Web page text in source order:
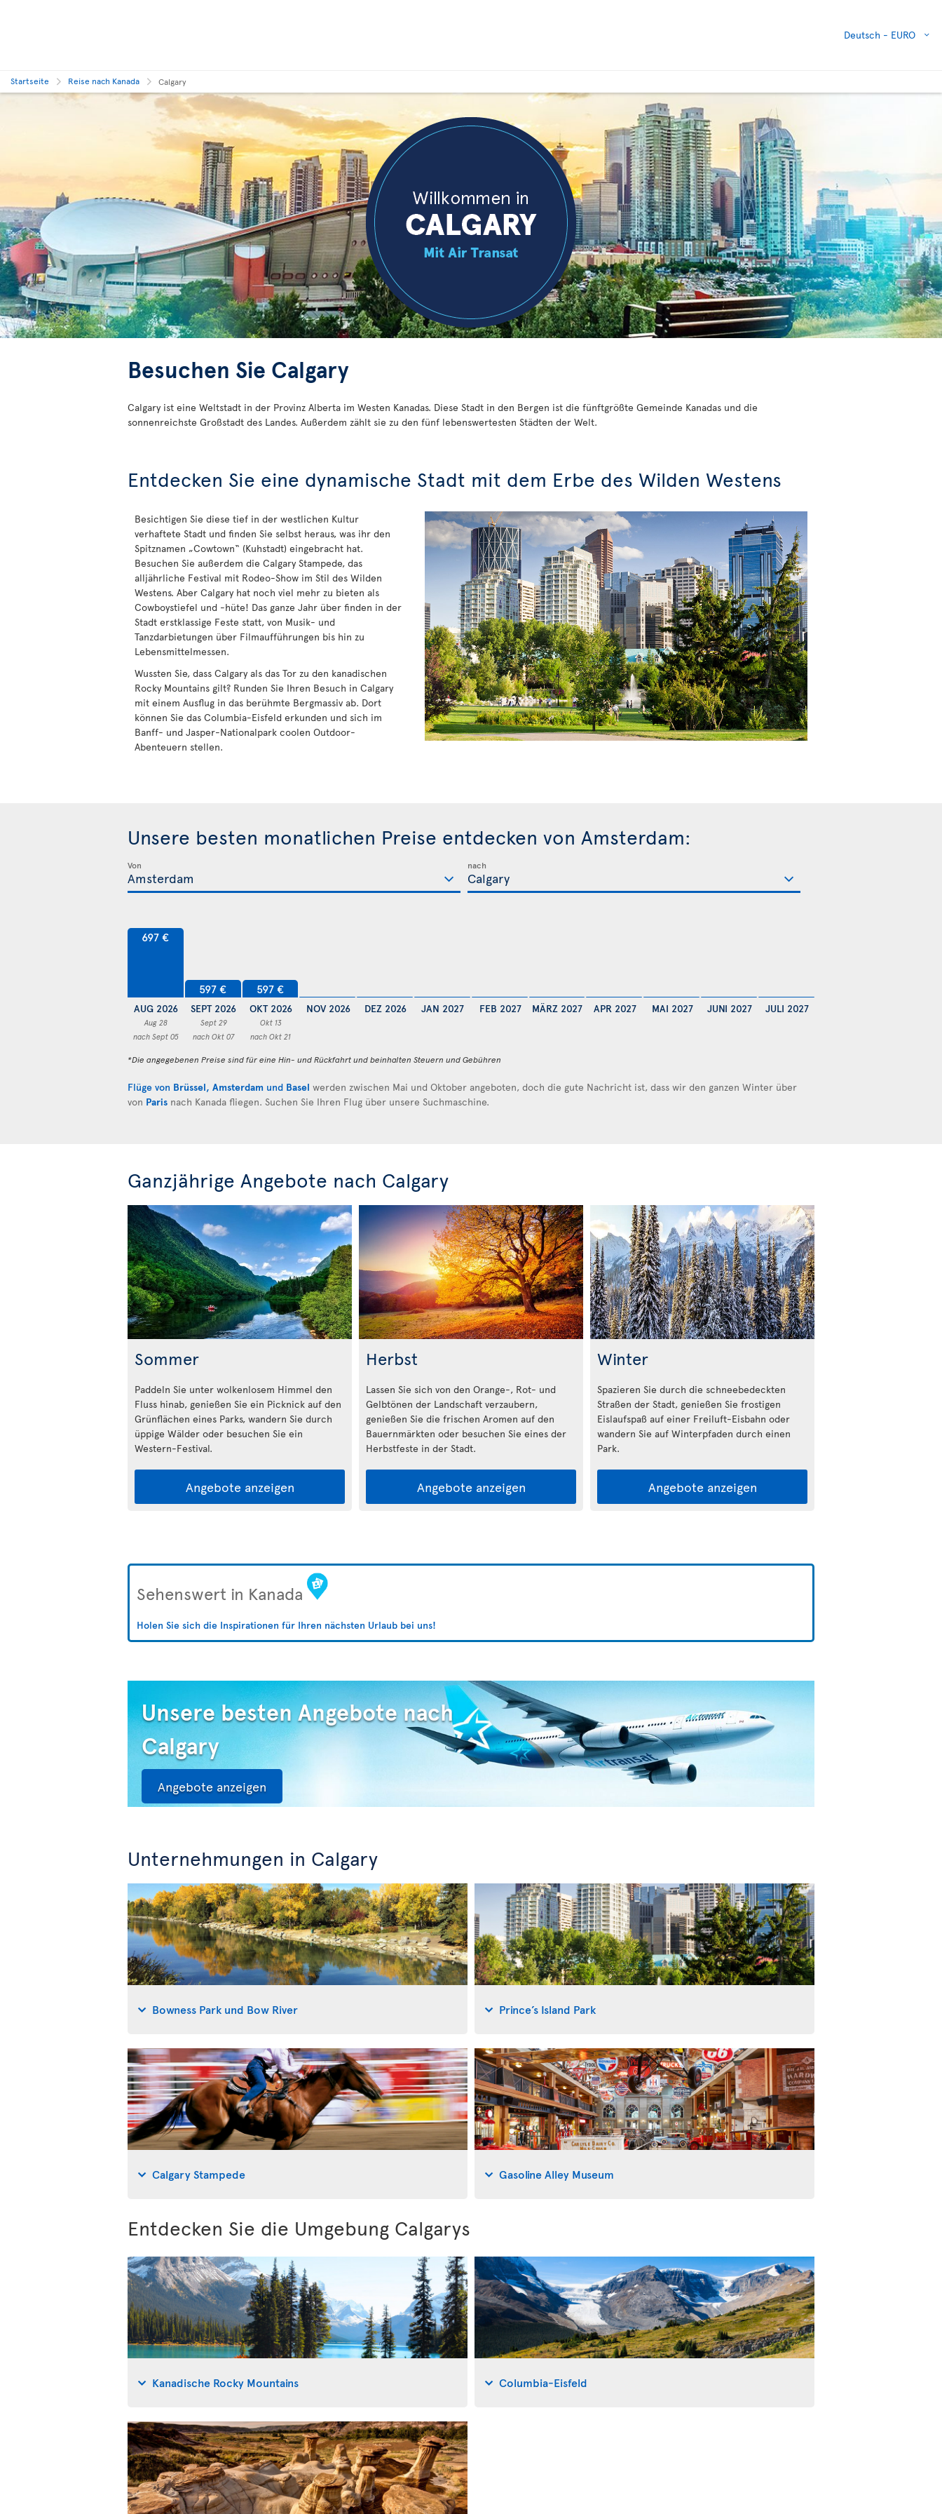
Deutsch - EURO
Startseite Reise nach Kanada Calgary
Besuchen Sie Calgary
Calgary ist eine Weltstadt in der Provinz Alberta im Westen Kanadas. Diese Stadt in den Bergen ist die fünftgrößte Gemeinde Kanadas und die
sonnenreichste Großstadt des Landes. Außerdem zählt sie zu den fünf lebenswertesten Städten der Welt.
Entdecken Sie eine dynamische Stadt mit dem Erbe des Wilden Westens
Besichtigen Sie diese tief in der westlichen Kultur
verhaftete Stadt und finden Sie selbst heraus, was ihr den
Spitznamen „Cowtown“ (Kuhstadt) eingebracht hat.
Besuchen Sie außerdem die Calgary Stampede, das
alljährliche Festival mit Rodeo-Show im Stil des Wilden
Westens. Aber Calgary hat noch viel mehr zu bieten als
Cowboystiefel und -hüte! Das ganze Jahr über finden in der
Stadt erstklassige Feste statt, von Musik- und
Tanzdarbietungen über Filmaufführungen bis hin zu
Lebensmittelmessen.
Wussten Sie, dass Calgary als das Tor zu den kanadischen
Rocky Mountains gilt? Runden Sie Ihren Besuch in Calgary
mit einem Ausflug in das berühmte Bergmassiv ab. Dort
können Sie das Columbia-Eisfeld erkunden und sich im
Banff- und Jasper-Nationalpark coolen Outdoor-
Abenteuern stellen.
Unsere besten monatlichen Preise entdecken von Amsterdam:
Von nach
697 €
AUG 2026
Aug 28
nach Sept 05
597 €
SEPT 2026
Sept 29
nach Okt 07
597 €
OKT 2026
Okt 13
nach Okt 21
NOV 2026 DEZ 2026 JAN 2027 FEB 2027 MÄRZ 2027 APR 2027 MAI 2027 JUNI 2027 JULI 2027
*Die angegebenen Preise sind für eine Hin- und Rückfahrt und beinhalten Steuern und Gebühren
Flüge von Brüssel, Amsterdam und Basel werden zwischen Mai und Oktober angeboten, doch die gute Nachricht ist, dass wir den ganzen Winter über
von Paris nach Kanada fliegen. Suchen Sie Ihren Flug über unsere Suchmaschine.
Ganzjährige Angebote nach Calgary
Sommer
Paddeln Sie unter wolkenlosem Himmel den
Fluss hinab, genießen Sie ein Picknick auf den
Grünflächen eines Parks, wandern Sie durch
üppige Wälder oder besuchen Sie ein
Western-Festival.
Angebote anzeigen
Herbst
Lassen Sie sich von den Orange-, Rot- und
Gelbtönen der Landschaft verzaubern,
genießen Sie die frischen Aromen auf den
Bauernmärkten oder besuchen Sie eines der
Herbstfeste in der Stadt.
Angebote anzeigen
Winter
Spazieren Sie durch die schneebedeckten
Straßen der Stadt, genießen Sie frostigen
Eislaufspaß auf einer Freiluft-Eisbahn oder
wandern Sie auf Winterpfaden durch einen
Park.
Angebote anzeigen
Sehenswert in Kanada
Holen Sie sich die Inspirationen für Ihren nächsten Urlaub bei uns!
Unsere besten Angebote nach
Calgary
Angebote anzeigen
Unternehmungen in Calgary
Bowness Park und Bow River Prince’s Island Park
Calgary Stampede Gasoline Alley Museum
Entdecken Sie die Umgebung Calgarys
Kanadische Rocky Mountains Columbia-Eisfeld